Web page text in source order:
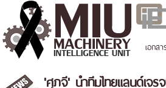
เอกสา
'ศุภจี' นำทีมไทยแลนด์เจร